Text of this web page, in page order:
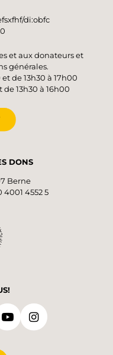
di:obfc
et aux donateurs et
générales.
de 13h30 à 17h00
13h30 à 16h00
DONS
Berne
4552 5